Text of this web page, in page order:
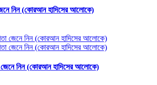
নিন (কোরআন হাদিসের আলোকে)
জেনে নিন (কোরআন হাদিসের আলোকে)